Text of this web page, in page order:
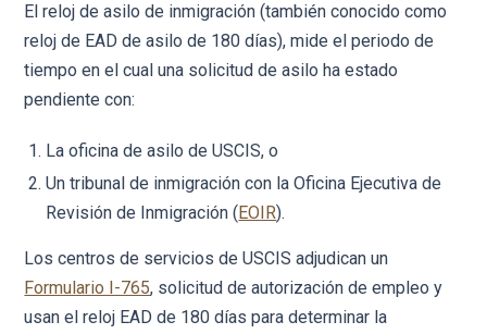
El reloj de asilo de inmigración (también conocido como
reloj de EAD de asilo de 180 días), mide el periodo de
tiempo en el cual una solicitud de asilo ha estado
pendiente con:
La oficina de asilo de USCIS, o
Un tribunal de inmigración con la Oficina Ejecutiva de
Revisión de Inmigración ( EOIR).
Los centros de servicios de USCIS adjudican un
Formulario I-765, solicitud de autorización de empleo y
usan el reloj EAD de 180 días para determinar la